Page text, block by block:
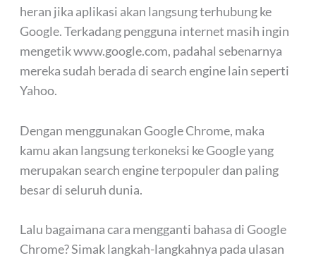
heran jika aplikasi akan langsung terhubung ke
Google. Terkadang pengguna internet masih ingin
mengetik www.google.com, padahal sebenarnya
mereka sudah berada di search engine lain seperti
Yahoo.
Dengan menggunakan Google Chrome, maka
kamu akan langsung terkoneksi ke Google yang
merupakan search engine terpopuler dan paling
besar di seluruh dunia.
Lalu bagaimana cara mengganti bahasa di Google
Chrome? Simak langkah-langkahnya pada ulasan